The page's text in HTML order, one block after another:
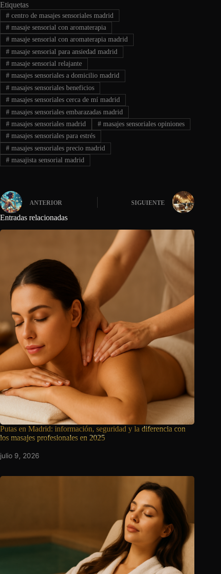
Etiquetas
#centro de masajes sensoriales madrid
#masaje sensorial con aromaterapia
#masaje sensorial con aromaterapia madrid
#masaje sensorial para ansiedad madrid
#masaje sensorial relajante
#masajes sensoriales a domicilio madrid
#masajes sensoriales beneficios
#masajes sensoriales cerca de mí madrid
#masajes sensoriales embarazadas madrid
#masajes sensoriales madrid #masajes sensoriales opiniones
#masajes sensoriales para estrés
#masajes sensoriales precio madrid
#masajista sensorial madrid
ANTERIOR SIGUIENTE
Entradas relacionadas
Putas en Madrid: información, seguridad y la diferencia con
los masajes profesionales en 2025
julio 9, 2026